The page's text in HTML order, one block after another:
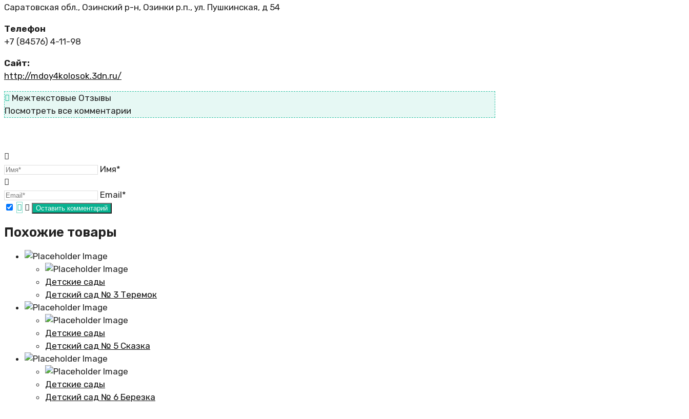
Саратовская обл., Озинский р-н, Озинки р.п., ул. Пушкинская, д 54
Телефон
+7 (84576) 4-11-98
Сайт:
http://mdoy4kolosok.3dn.ru/
Межтекстовые Отзывы
Посмотреть все комментарии
Имя*
Email*
Похожие товары
Детские сады
Детский сад № 3 Теремок
Детские сады
Детский сад № 5 Сказка
Детские сады
Детский сад № 6 Березка